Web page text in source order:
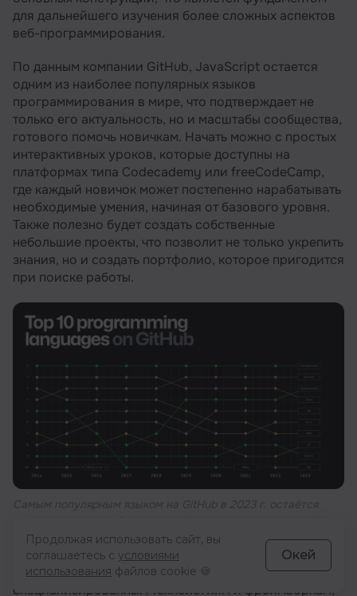
для дальнейшего изучения более сложных аспектов
веб-программирования.
По данным компании GitHub, JavaScript остается
одним из наиболее популярных языков
программирования в мире, что подтверждает не
только его актуальность, но и масштабы сообщества,
готового помочь новичкам. Начать можно с простых
интерактивных уроков, которые доступны на
платформах типа Codecademy или freeCodeCamp,
где каждый новичок может постепенно нарабатывать
необходимые умения, начиная от базового уровня.
Также полезно будет создать собственные
небольшие проекты, что позволит не только укрепить
знания, но и создать портфолио, которое пригодится
при поиске работы.
open-source-and-ai/
Дополнительное образование в виде курсов по
специализированным технологиям и фреймворкам,
Продолжая использовать сайт, вы
соглашаетесь с условиями
использования файлов cookie 🍪
Окей